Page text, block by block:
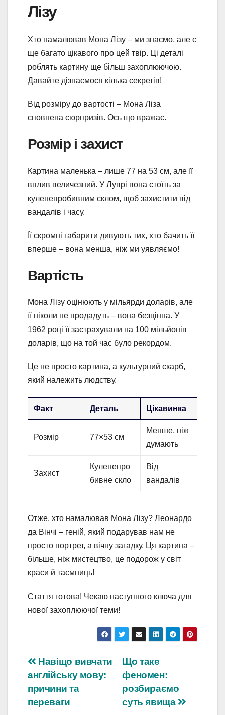
Лізу
Хто намалював Мона Лізу – ми знаємо, але є
ще багато цікавого про цей твір. Ці деталі
роблять картину ще більш захоплюючою.
Давайте дізнаємося кілька секретів!
Від розміру до вартості – Мона Ліза
сповнена сюрпризів. Ось що вражає.
Розмір і захист
Картина маленька – лише 77 на 53 см, але її
вплив величезний. У Луврі вона стоїть за
куленепробивним склом, щоб захистити від
вандалів і часу.
Її скромні габарити дивують тих, хто бачить її
вперше – вона менша, ніж ми уявляємо!
Вартість
Мона Лізу оцінюють у мільярди доларів, але
її ніколи не продадуть – вона безцінна. У
1962 році її застрахували на 100 мільйонів
доларів, що на той час було рекордом.
Це не просто картина, а культурний скарб,
який належить людству.
Факт Деталь Цікавинка
Розмір 77×53 см
Менше, ніж
думають
Захист
Куленепро
бивне скло
Від
вандалів
Отже, хто намалював Мона Лізу? Леонардо
да Вінчі – геній, який подарував нам не
просто портрет, а вічну загадку. Ця картина –
більше, ніж мистецтво, це подорож у світ
краси й таємниць!
Стаття готова! Чекаю наступного ключа для
нової захоплюючої теми!
Навігація
записів
Що таке
феномен:
розбираємо
суть явища
Навіщо вивчати
англійську мову:
причини та
переваги